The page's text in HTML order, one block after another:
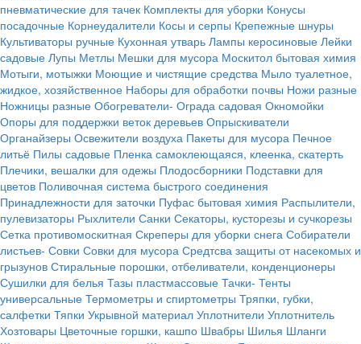
пневматические для тачек Комплекты для уборки Конусы
посадочные Корнеудалители Косы и серпы Крепежные шнуры
Культиваторы ручные Кухонная утварь Лампы керосиновые Лейки
садовые Лупы Метлы Мешки для мусора Москитол бытовая химия
Мотыги, мотыжки Моющие и чистящие средства Мыло туалетное,
жидкое, хозяйственное Наборы для обработки почвы Ножи разные
Ножницы разные Обогреватели- Ограда садовая Окномойки
Опоры для поддержки веток деревьев Опрыскиватели
Органайзеры Освежители воздуха Пакеты для мусора Печное
литьё Пилы садовые Пленка самоклеющаяся, клеенка, скатерть
Плечики, вешалки для одежы Плодосборники Подставки для
цветов Поливочная система быстрого соединения
Принадлежности для заточки Пуфас бытовая химия Распылители,
пулевизаторы Рыхлители Санки Секаторы, кусторезы и сучкорезы
Сетка противомоскитная Скреперы для уборки снега Собиратели
листьев- Совки Совки для мусора Средтсва защиты от насекомых и
грызунов Стиральные порошки, отбеливатели, конденционеры
Сушилки для белья Тазы пластмассовые Тачки- Тенты
универсальные Термометры и спиртометры Тряпки, губки,
салфетки Тяпки Укрывной материал Уплотнители Уплотнитель
Хозтовары Цветочные горшки, кашпо Швабры Шилья Шланги